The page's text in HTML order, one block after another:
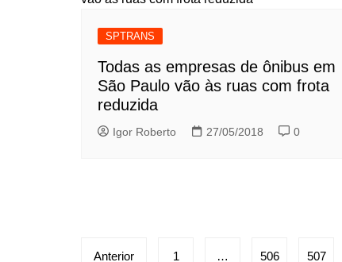
SPTRANS
Todas as empresas de ônibus em
São Paulo vão às ruas com frota
reduzida
Igor Roberto 27/05/2018 0
Paginação
Anterior 1 … 506 507